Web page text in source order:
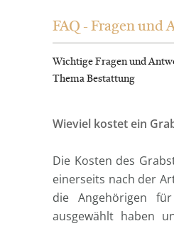
FAQ - Fragen und
Wichtige Fragen und
Thema Bestattung
Wieviel kostet ein
Die Kosten des
einerseits nach der
die Angehörigen
ausgewählt haben